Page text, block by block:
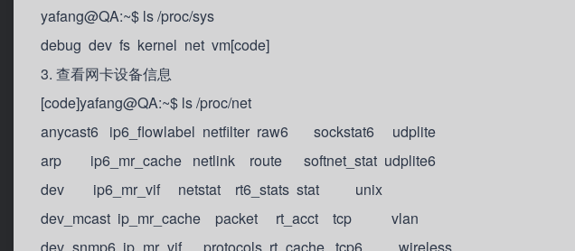
yafang@QA:~$ ls /proc/sys
debug dev fs kernel net vm[code]
3. 查看网卡设备信息
[code]yafang@QA:~$ ls /proc/net
anycast6 ip6_flowlabel netfilter raw6 sockstat6 udplite
arp ip6_mr_cache netlink route softnet_stat udplite6
dev ip6_mr_vif netstat rt6_stats stat unix
dev_mcast ip_mr_cache packet rt_acct tcp vlan